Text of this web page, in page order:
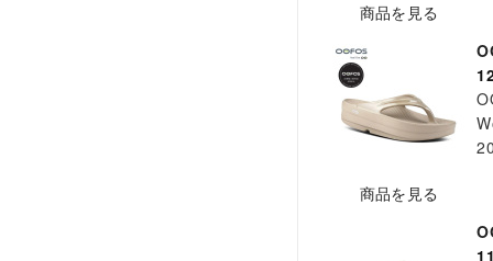
商品を見る
商品を見る